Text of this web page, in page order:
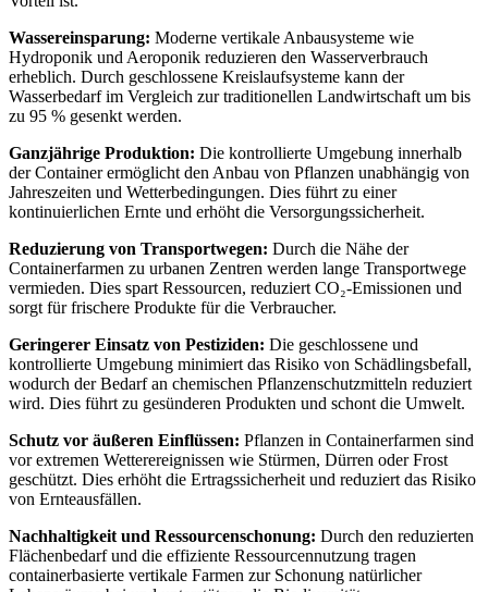
Wassereinsparung: Moderne vertikale Anbausysteme wie
Hydroponik und Aeroponik reduzieren den Wasserverbrauch
erheblich. Durch geschlossene Kreislaufsysteme kann der
Wasserbedarf im Vergleich zur traditionellen Landwirtschaft um bis
zu 95 % gesenkt werden.
Ganzjährige Produktion: Die kontrollierte Umgebung innerhalb
der Container ermöglicht den Anbau von Pflanzen unabhängig von
Jahreszeiten und Wetterbedingungen. Dies führt zu einer
kontinuierlichen Ernte und erhöht die Versorgungssicherheit.
Reduzierung von Transportwegen: Durch die Nähe der
Containerfarmen zu urbanen Zentren werden lange Transportwege
vermieden. Dies spart Ressourcen, reduziert CO₂-Emissionen und
sorgt für frischere Produkte für die Verbraucher.
Geringerer Einsatz von Pestiziden: Die geschlossene und
kontrollierte Umgebung minimiert das Risiko von Schädlingsbefall,
wodurch der Bedarf an chemischen Pflanzenschutzmitteln reduziert
wird. Dies führt zu gesünderen Produkten und schont die Umwelt.
Schutz vor äußeren Einflüssen: Pflanzen in Containerfarmen sind
vor extremen Wetterereignissen wie Stürmen, Dürren oder Frost
geschützt. Dies erhöht die Ertragssicherheit und reduziert das Risiko
von Ernteausfällen.
Nachhaltigkeit und Ressourcenschonung: Durch den reduzierten
Flächenbedarf und die effiziente Ressourcennutzung tragen
containerbasierte vertikale Farmen zur Schonung natürlicher